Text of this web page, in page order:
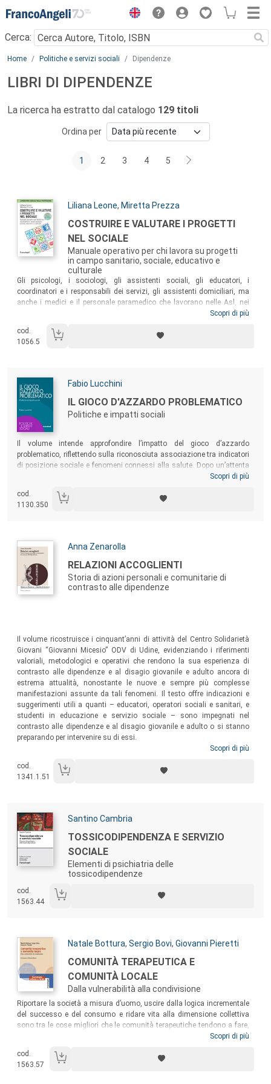
Menu
Cerca:
Main content
Home Politiche e servizi sociali Dipendenze
LIBRI DI DIPENDENZE
La ricerca ha estratto dal catalogo 129 titoli
Ordina per
1 2 3 4 5
Autori:
Liliana Leone, Miretta Prezza
Titolo:
COSTRUIRE E VALUTARE I PROGETTI
NEL SOCIALE
Manuale operativo per chi lavora su progetti
in campo sanitario, sociale, educativo e
culturale
Sommario:
Gli psicologi, i sociologi, gli assistenti sociali, gli educatori, i
coordinatori e i responsabili dei servizi, gli assistenti domiciliari, ma
anche i medici e il personale paramedico che lavorano nelle Asl, nei
Comuni, nel privato sociale ma anche nelle aziende, nella scuola o
per o su progetti. Questo manuale si rivolge sia agli studenti sia agli
operatori che già stanno lavorando su progetti, e costituisce
Scopri di più
cod.
1056.5
Autori:
Fabio Lucchini
Titolo:
IL GIOCO D'AZZARDO PROBLEMATICO
Politiche e impatti sociali
Sommario:
Il volume intende approfondire l’impatto del gioco d’azzardo
problematico, riflettendo sulla riconosciuta associazione tra indicatori
di posizione sociale e fenomeni connessi alla salute. Dopo un’attenta
descrizione delle politiche sul gambling e un’analisi sociologica del
italiana dedicata ai costi sociali del fenomeno. Un testo per gli
studenti dei corsi di Sociologia, Scienza Politica ed Economia, ma
Scopri di più
cod.
1130.350
Autori:
Anna Zenarolla
Titolo:
RELAZIONI ACCOGLIENTI
Storia di azioni personali e comunitarie di
contrasto alle dipendenze
Il volume ricostruisce i cinquant’anni di attività del Centro Solidarietà
Giovani “Giovanni Micesio” ODV di Udine, evidenziando i riferimenti
valoriali, metodologici e operativi che rendono la sua esperienza di
contrasto alle dipendenze e al disagio giovanile e adulto ancora di
estrema attualità, nonostante le nuove e sempre più complesse
manifestazioni assunte da tali fenomeni. Il testo offre indicazioni e
suggerimenti utili a quanti – educatori, operatori sociali e sanitari, e
studenti in educazione e servizio sociale – sono impegnati nel
contrasto alle dipendenze e al disagio giovanile e adulto o si stanno
preparando per intervenire su di essi.
Scopri di più
cod.
1341.1.51
Autori:
Santino Cambria
Titolo:
TOSSICODIPENDENZA E SERVIZIO
SOCIALE
Elementi di psichiatria delle
tossicodipendenze
cod.
1563.44
Autori:
Natale Bottura, Sergio Bovi, Giovanni Pieretti
Titolo:
COMUNITÀ TERAPEUTICA E
COMUNITÀ LOCALE
Dalla vulnerabilità alla condivisione
Sommario:
Riportare la società a misura d’uomo, uscire dalla logica incrementale
del successo e del consumo e ridare vita alla dimensione collettiva
sono tra le cose migliori che le comunità terapeutiche tendono a fare,
valendosi in realtà di quel millenario patrimonio di cultura contadina di
poggiano sulle radici più profonde della cultura rurale italiana. Prima
che sia del tutto tardi, è ora di ritrovarle.
Scopri di più
cod.
1563.57